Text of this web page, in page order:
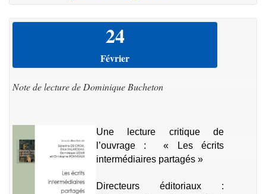
24
Février
Note de lecture de Dominique Bucheton
Une lecture critique de
l’ouvrage : « Les écrits
intermédiaires partagés »
Directeurs éditoriaux :